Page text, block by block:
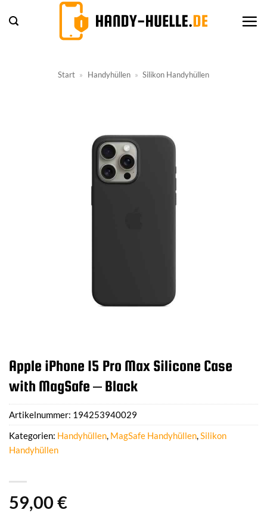
Inhalt
Start » Handyhüllen » Silikon Handyhüllen
Apple iPhone 15 Pro Max Silicone Case
with MagSafe – Black
59,00 €
Artikelnummer: 194253940029
Kategorien: Handyhüllen, MagSafe Handyhüllen,Silikon
Handyhüllen